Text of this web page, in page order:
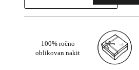
100% ročno
oblikovan nakit